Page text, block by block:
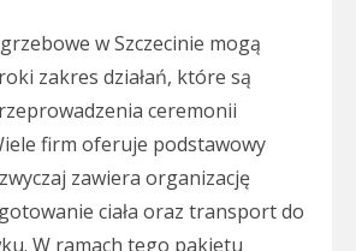
w Szczecinie mogą
zakres działań, które są
ceremonii
firm oferuje podstawowy
zawiera organizację
ciała oraz transport do
W ramach tego pakietu